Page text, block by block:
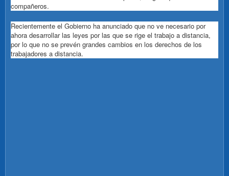
compañeros.
Recientemente el Gobierno ha anunciado que no ve necesario por
ahora desarrollar las leyes por las que se rige el trabajo a distancia,
por lo que no se prevén grandes cambios en los derechos de los
trabajadores a distancia.